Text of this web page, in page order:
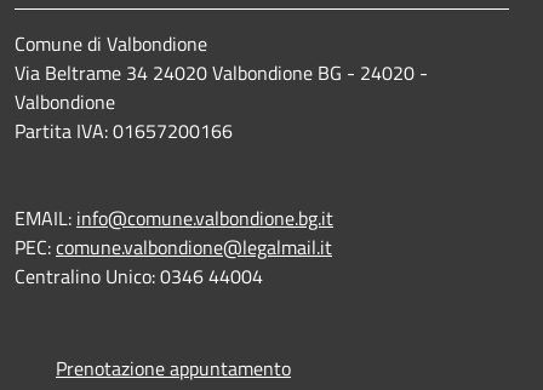
Comune di Valbondione
Via Beltrame 34 24020 Valbondione BG - 24020 -
Valbondione
Partita IVA: 01657200166
EMAIL: info@comune.valbondione.bg.it
PEC:comune.valbondione@legalmail.it
Centralino Unico: 0346 44004
Prenotazione appuntamento